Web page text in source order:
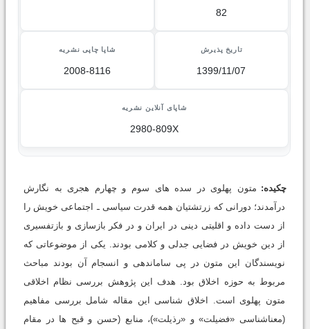
82
تاریخ پذیرش
1399/11/07
شاپا چاپی نشریه
2008-8116
شاپای آنلاین نشریه
2980-809X
چکیده: متون پهلوی در سده های سوم و چهارم هجری به نگارش
درآمدند؛ دورانی که زرتشتیان همه قدرت سیاسی ـ اجتماعی خویش را
از دست داده و اقلیتی دینی در ایران و در فکر بازسازی و بازتفسیری
از دین خویش در فضایی جدلی و کلامی بودند. یکی از موضوعاتی که
نویسندگان این متون در پی ساماندهی و انسجام آن بودند مباحث
مربوط به حوزه اخلاق بود. هدف این پژوهش بررسی نظام اخلاقی
متون پهلوی است. اخلاق شناسی این مقاله شامل بررسی مفاهیم
(معناشناسی «فضیلت» و «رذیلت»)، منابع (حسن و قبح ها در مقام